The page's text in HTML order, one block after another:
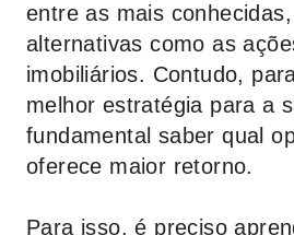
entre as mais
alternativas como as
imobiliários. Contudo,
melhor estratégia para a
fundamental saber qual
oferece maior retorno.
Para isso, é preciso